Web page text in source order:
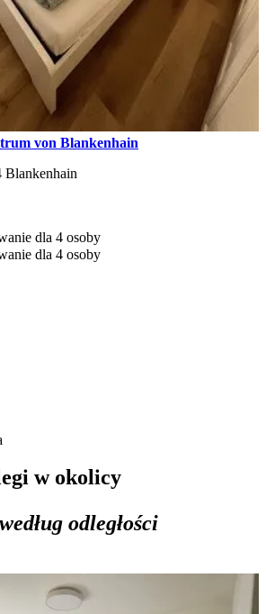
von Blankenhain
Blankenhain
dla 4 osoby
dla 4 osoby
w okolicy
odległości